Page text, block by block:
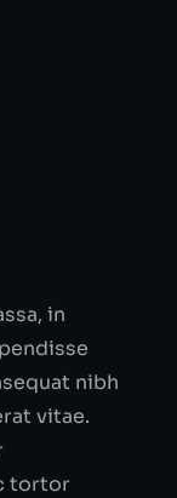
in
nibh
vitae.
tortor